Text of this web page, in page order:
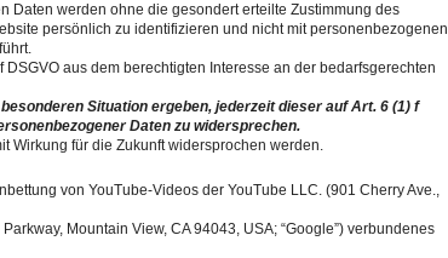
Daten werden ohne die gesondert erteilte Zustimmung des
persönlich zu identifizieren und nicht mit personenbezogenen
aus dem berechtigten Interesse an der bedarfsgerechten
Situation ergeben, jederzeit dieser auf Art. 6 (1) f
Daten zu widersprechen.
Wirkung für die Zukunft widersprochen werden.
von YouTube-Videos der YouTube LLC. (901 Cherry Ave.,
Mountain View, CA 94043, USA; “Google”) verbundenes